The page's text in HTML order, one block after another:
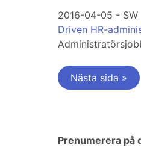
2016-04-05 - SW
Driven HR-
Nästa sida »
Prenumerera på